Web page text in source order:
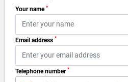
Your name *
Email address *
Telephone number *